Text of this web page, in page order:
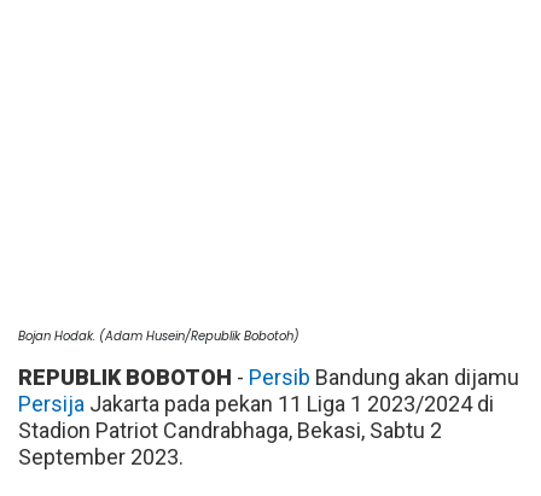
Bojan Hodak. (Adam Husein/Republik Bobotoh)
REPUBLIK BOBOTOH - Persib Bandung akan dijamu
Persija Jakarta pada pekan 11 Liga 1 2023/2024 di
Stadion Patriot Candrabhaga, Bekasi, Sabtu 2
September 2023.